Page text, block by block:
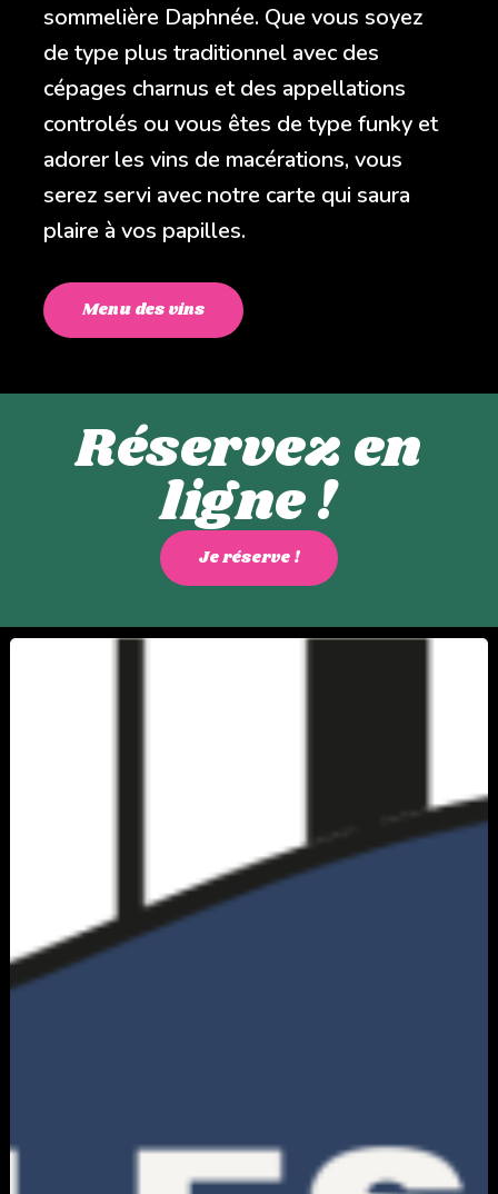
sommelière Daphnée. Que vous soyez
de type plus traditionnel avec des
cépages charnus et des appellations
controlés ou vous êtes de type funky et
adorer les vins de macérations, vous
serez servi avec notre carte qui saura
plaire à vos papilles.
Menu des vins
Réservez en
ligne !
Je réserve !